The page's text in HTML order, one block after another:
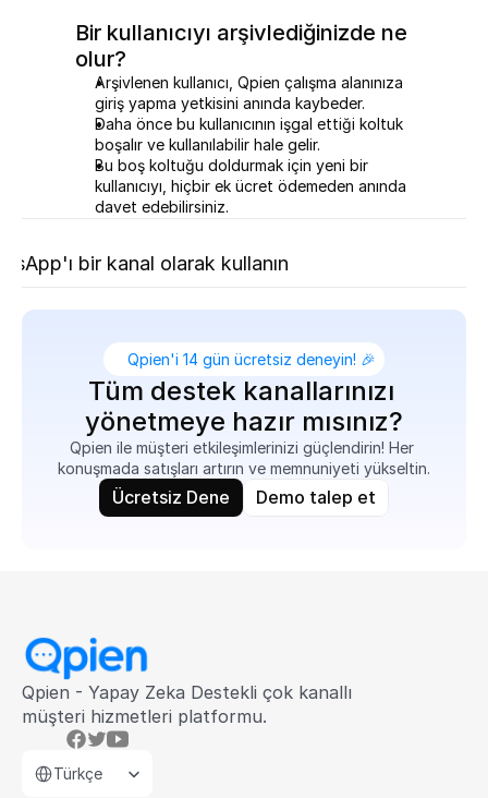
Bir kullanıcıyı arşivlediğinizde ne
olur?
Arşivlenen kullanıcı, Qpien çalışma alanınıza
giriş yapma yetkisini anında kaybeder.
Daha önce bu kullanıcının işgal ettiği koltuk
boşalır ve kullanılabilir hale gelir.
Bu boş koltuğu doldurmak için yeni bir
kullanıcıyı, hiçbir ek ücret ödemeden anında
davet edebilirsiniz.
bir kanal olarak kullanın
Qpien'i 14 gün ücretsiz deneyin! 🎉
Tüm destek kanallarınızı
yönetmeye hazır mısınız?
Qpien ile müşteri etkileşimlerinizi güçlendirin! Her
konuşmada satışları artırın ve memnuniyeti yükseltin.
Ücretsiz Dene Demo talep et
Qpien - Yapay Zeka Destekli çok kanallı
müşteri hizmetleri platformu.
Türkçe